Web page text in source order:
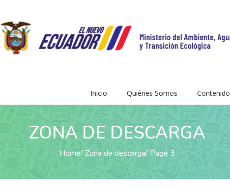
Inicio Quiénes Somos Contenido
ZONA DE DESCARGA
Home Zona de descarga Page 3